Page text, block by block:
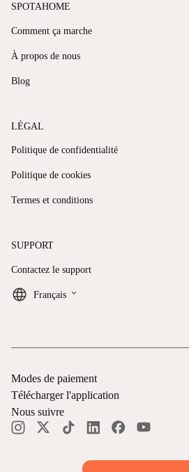
SPOTAHOME
Comment ça marche
À propos de nous
Blog
LÉGAL
Politique de confidentialité
Politique de cookies
Termes et conditions
SUPPORT
Contactez le support
Français keyboard_arrow_down
Modes de paiement
Télécharger l'application
Nous suivre